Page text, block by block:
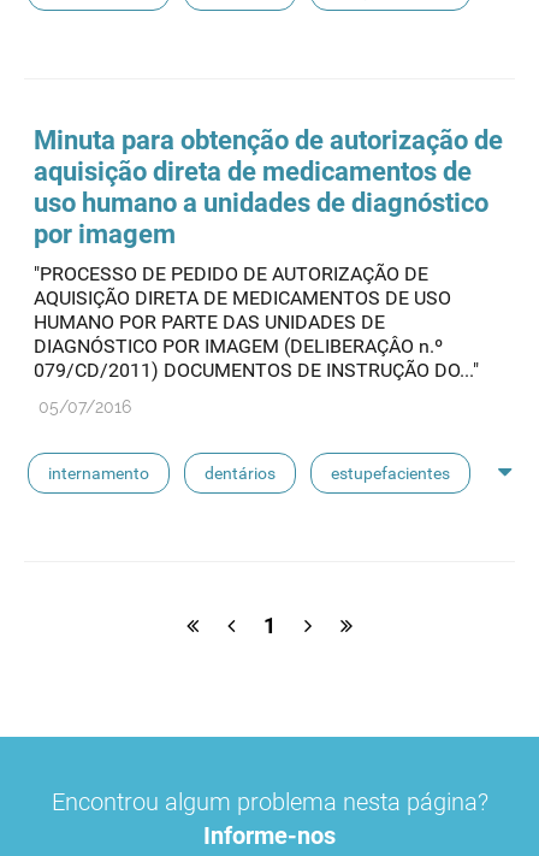
Minuta para obtenção de autorização de
aquisição direta de medicamentos de
uso humano a unidades de diagnóstico
por imagem
"PROCESSO DE PEDIDO DE AUTORIZAÇÃO DE
AQUISIÇÃO DIRETA DE MEDICAMENTOS DE USO
HUMANO POR PARTE DAS UNIDADES DE
DIAGNÓSTICO POR IMAGEM (DELIBERAÇÂO n.º
079/CD/2011) DOCUMENTOS DE INSTRUÇÃO DO..."
05/07/2016
internamento dentários estupefacientes
1
Encontrou algum problema nesta página?
Informe-nos